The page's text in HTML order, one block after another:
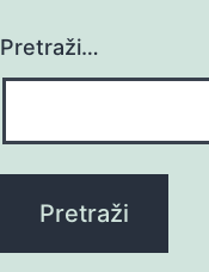
Pretraži…